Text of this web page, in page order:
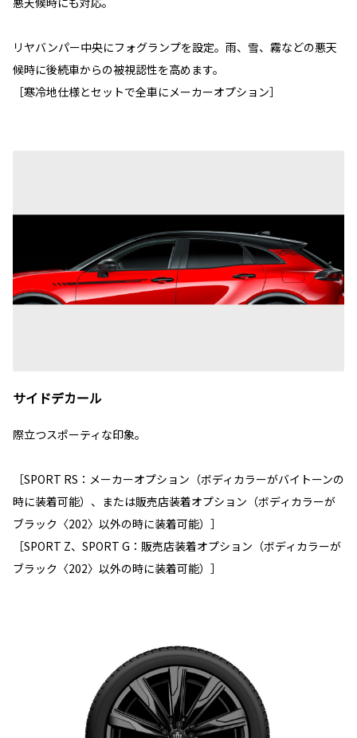
リヤバンパー中央にフォグランプを設定。雨、雪、霧などの悪天
候時に後続車からの被視認性を高めます。
［寒冷地仕様とセットで全車にメーカーオプション］
サイドデカール
際立つスポーティな印象。
［SPORT RS：メーカーオプション（ボディカラーがバイトーンの
時に装着可能）、または販売店装着オプション（ボディカラーが
ブラック〈202〉以外の時に装着可能）］
［SPORT Z、SPORT G：販売店装着オプション（ボディカラーが
ブラック〈202〉以外の時に装着可能）］